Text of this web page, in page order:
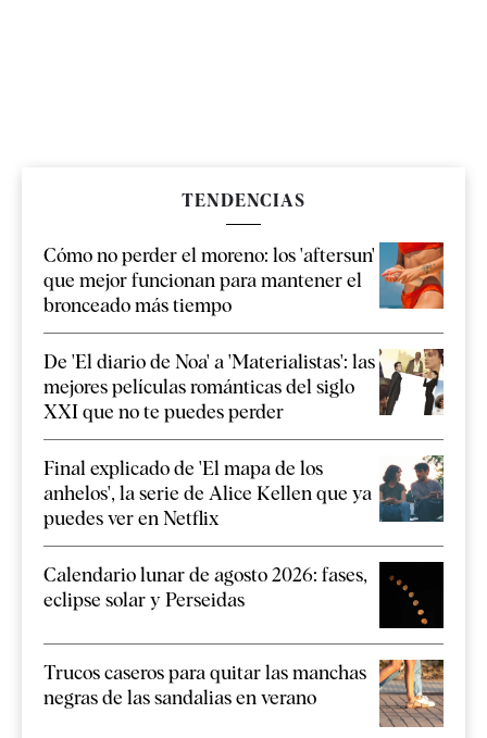
TENDENCIAS
Cómo no perder el moreno: los 'aftersun'
que mejor funcionan para mantener el
bronceado más tiempo
De 'El diario de Noa' a 'Materialistas': las
mejores películas románticas del siglo
XXI que no te puedes perder
Final explicado de 'El mapa de los
anhelos', la serie de Alice Kellen que ya
puedes ver en Netflix
Calendario lunar de agosto 2026: fases,
eclipse solar y Perseidas
Trucos caseros para quitar las manchas
negras de las sandalias en verano